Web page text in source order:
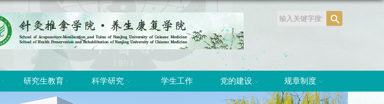
研究生教育 科学研究 学生工作 党的建设 规章制度